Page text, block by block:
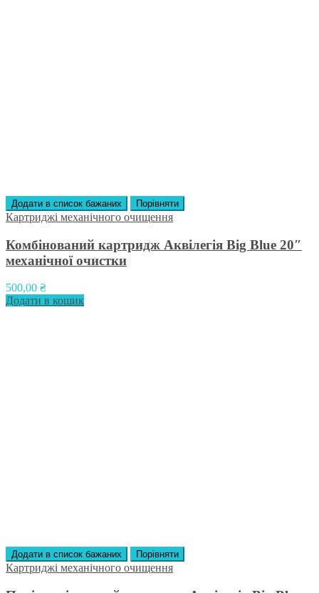
Додати в список бажаних Порівняти
Картриджі механічного очищення
Комбінований картридж Аквілегія Big Blue 20″
механічної очистки
500,00 ₴
Додати в кошик
Додати в список бажаних Порівняти
Картриджі механічного очищення